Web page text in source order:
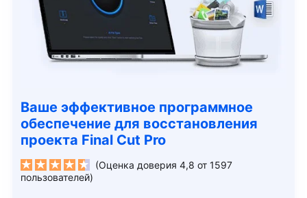
Ваше эффективное программное
обеспечение для восстановления
проекта Final Cut Pro
(Оценка доверия 4,8 от 1597
пользователей)